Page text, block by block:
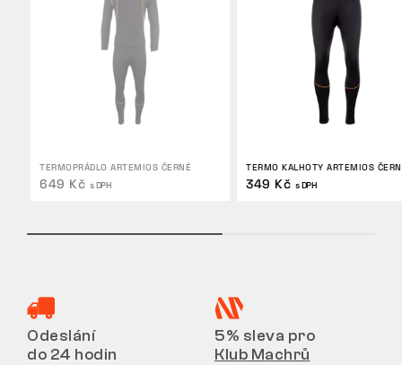
TERMOPRÁDLO ARTEMIOS ČERNÉ
649 Kč s DPH
TERMO KALHOTY ARTEMIOS
349 Kč s DPH
Odeslání
do 24 hodin
5% sleva pro
Klub Machrů